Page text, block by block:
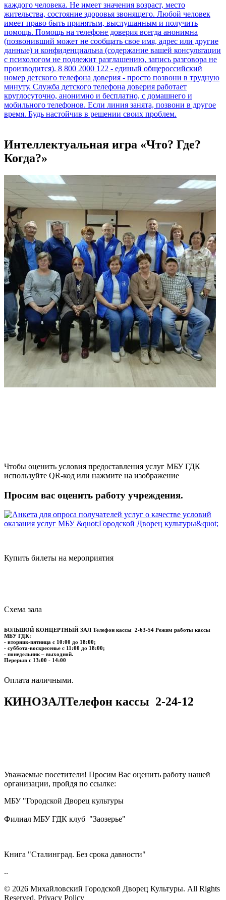
Интеллектуальная игра «Что? Где?
Когда?»
Чтобы оценить условия предоставления услуг МБУ ГДК
используйте QR-код или нажмите на изображение
Просим вас оценить работу учреждения.
Купить билеты на мероприятия
Схема зала
БОЛЬШОЙ КОНЦЕРТНЫЙ ЗАЛ Телефон кассы 2-63-54 Режим работы кассы
МБУ ГДК:
- вторник-пятница с 10:00 до 18:00;
- суббота-воскресенье с 11:00 до 18:00;
- понедельник – выходной.
Перерыв с 13:00 - 14:00
​​​​​​​Оплата наличными.
КИНОЗАЛТелефон кассы 2-24-12
Уважаемые посетители! Просим Вас оценить работу нашей
организации, пройдя по ссылке:
МБУ "Городской Дворец культуры
Филиал МБУ ГДК клуб "Заозерье"
Книга "Сталинград. Без срока давности"
..
© 2026 Михайловский Городской Дворец Культуры. All Rights
Reserved. Privacy Policy